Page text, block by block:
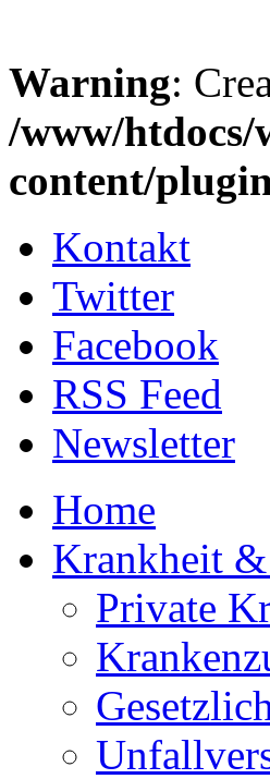
Warning:
/www/htdocs/
content/
Kontakt
Twitter
Facebook
RSS Feed
Newsletter
Home
Krankheit
Private